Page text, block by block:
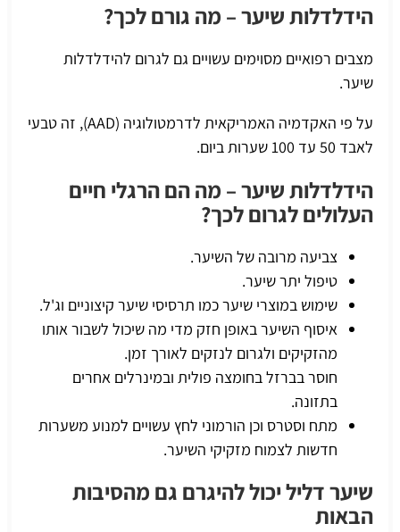
הידלדלות שיער – מה גורם לכך?
מצבים רפואיים מסוימים עשויים גם לגרום להידלדלות
שיער.
על פי האקדמיה האמריקאית לדרמטולוגיה (AAD), זה טבעי
לאבד 50 עד 100 שערות ביום.
הידלדלות שיער – מה הם הרגלי חיים
העלולים לגרום לכך?
צביעה מרובה של השיער.
טיפול יתר שיער.
שימוש במוצרי שיער כמו תרסיסי שיער קיצוניים וג'ל.
איסוף השיער באופן חזק מדי מה שיכול לשבור אותו
מהזקיקים ולגרום לנזקים לאורך זמן.
חוסר בברזל בחומצה פולית ובמינרלים אחרים
בתזונה.
מתח וסטרס וכן הורמוני לחץ עשויים למנוע משערות
חדשות לצמוח מזקיקי השיער.
שיער דליל יכול להיגרם גם מהסיבות
הבאות